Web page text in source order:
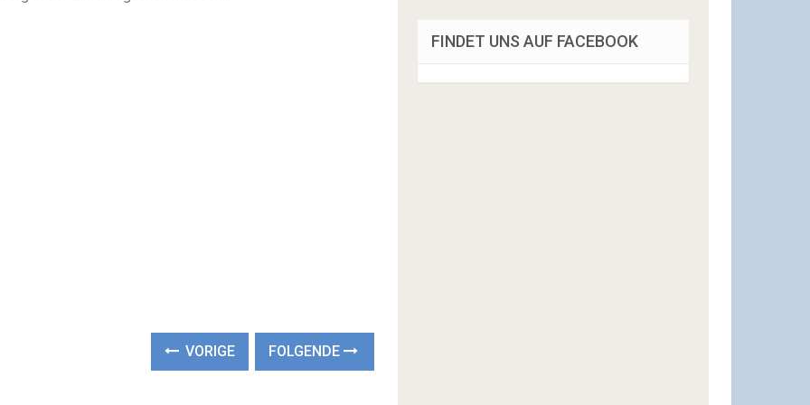
VORIGE FOLGENDE
FINDET UNS AUF FACEBOOK